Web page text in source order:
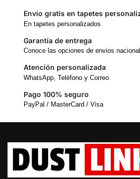
Envío gratis en tapetes
En tapetes personalizados
Garantía de entrega
Conoce las opciones de envios
Atención personalizada
WhatsApp, Teléfono y Correo
Pago 100% seguro
PayPal / MasterCard / Visa